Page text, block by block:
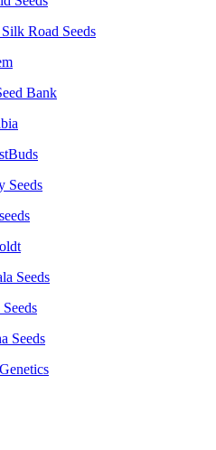
Road Seeds
Bank
Seeds
Seeds
Seeds